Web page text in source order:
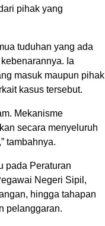
pihak yang
tuduhan yang ada
Ia
masuk maupun pihak
kasus tersebut.
Mekanisme
secara menyeluruh
tambahnya.
pada Peraturan
Negeri Sipil,
hingga tahapan
pelanggaran.